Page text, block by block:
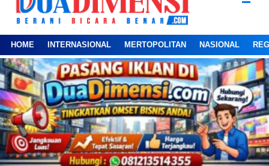
HOME INTERNASIONAL MERTOPOLITAN NASIONAL